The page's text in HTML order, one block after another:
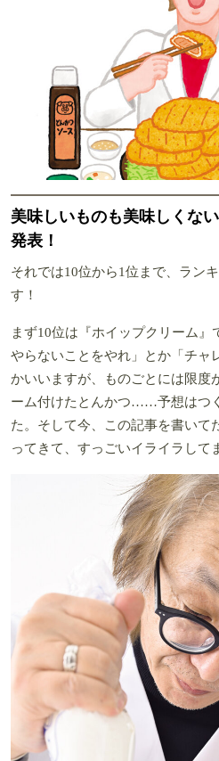
美味しいものも美味しくな
発表！
それでは10位から1位まで、ラン
す！
まず10位は『ホイップクリーム
やらないことをやれ」とか「チャ
かいいますが、ものごとには限度
ーム付けたとんかつ……予想はつ
た。そして今、この記事を書いて
ってきて、すっごいイライラして